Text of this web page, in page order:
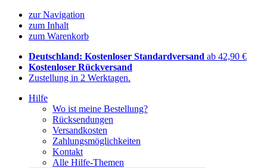
zur Navigation
zum Inhalt
zum Warenkorb
Deutschland: Kostenloser Standardversand ab 42,90 €
Kostenloser Rückversand
Zustellung in 2 Werktagen.
Hilfe
Wo ist meine Bestellung?
Rücksendungen
Versandkosten
Zahlungsmöglichkeiten
Kontakt
Alle Hilfe-Themen